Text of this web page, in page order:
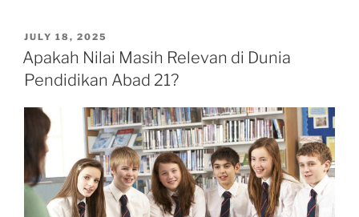
POSTED
ON
JULY 18, 2025
Apakah Nilai Masih Relevan di Dunia
Pendidikan Abad 21?